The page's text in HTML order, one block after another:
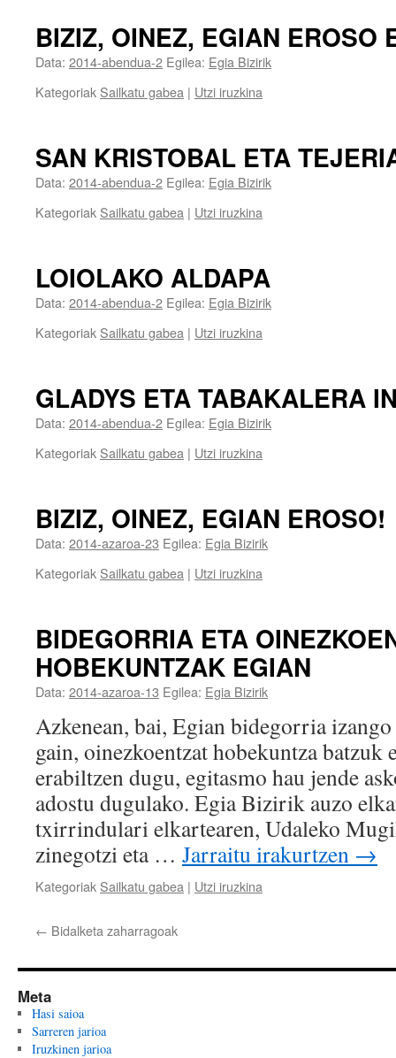
BIZIZ, OINEZ, EGIAN EROSO
Data: 2014-abendua-2 Egilea: Egia Bizirik
Kategoriak Sailkatu gabea | Utzi iruzkina
SAN KRISTOBAL ETA
Data: 2014-abendua-2 Egilea: Egia Bizirik
Kategoriak Sailkatu gabea | Utzi iruzkina
LOIOLAKO ALDAPA
Data: 2014-abendua-2 Egilea: Egia Bizirik
Kategoriak Sailkatu gabea | Utzi iruzkina
GLADYS ETA TABAKALERA
Data: 2014-abendua-2 Egilea: Egia Bizirik
Kategoriak Sailkatu gabea | Utzi iruzkina
BIZIZ, OINEZ, EGIAN EROSO!
Data: 2014-azaroa-23 Egilea: Egia Bizirik
Kategoriak Sailkatu gabea | Utzi iruzkina
BIDEGORRIA ETA
HOBEKUNTZAK EGIAN
Data: 2014-azaroa-13 Egilea: Egia Bizirik
Azkenean, bai, Egian bidegorria
gain, oinezkoentzat hobekuntza batzuk
erabiltzen dugu, egitasmo hau jende
adostu dugulako. Egia Bizirik auzo
txirrindulari elkartearen, Udaleko
zinegotzi eta … Jarraitu irakurtzen →
Kategoriak Sailkatu gabea | Utzi iruzkina
← Bidalketa zaharragoak
Meta
Hasi saioa
Sarreren jarioa
Iruzkinen jarioa